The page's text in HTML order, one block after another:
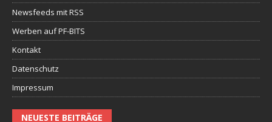
Newsfeeds mit RSS
Werben auf PF-BITS
Kontakt
Datenschutz
Impressum
NEUESTE BEITRÄGE